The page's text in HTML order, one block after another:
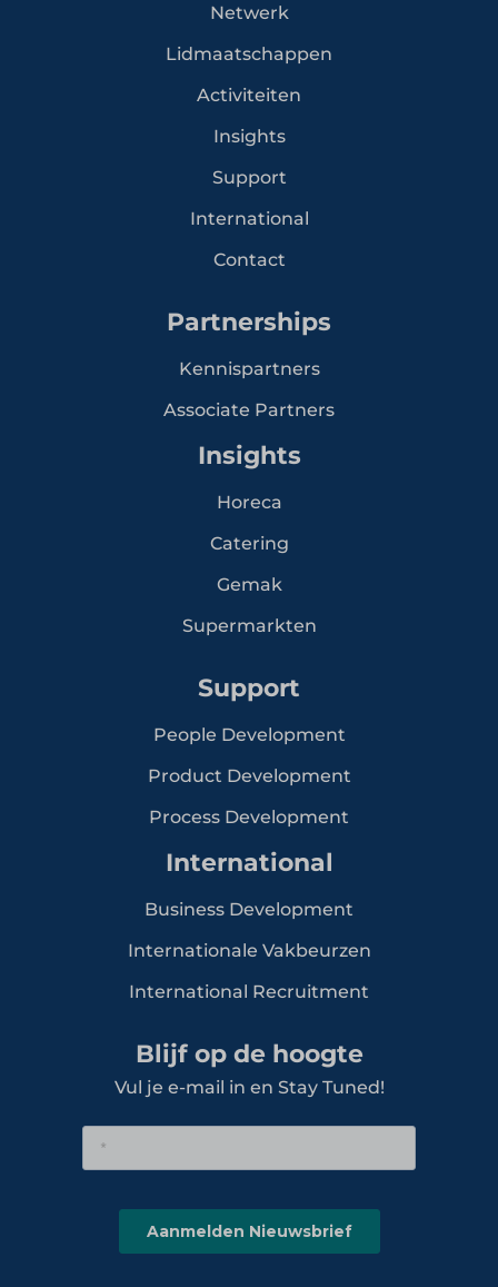
Netwerk
Lidmaatschappen
Activiteiten
Insights
Support
International
Contact
Partnerships
Kennispartners
Associate Partners
Insights
Horeca
Catering
Gemak
Supermarkten
Support
People Development
Product Development
Process Development
International
Business Development
Internationale Vakbeurzen
International Recruitment
Blijf op de hoogte
Vul je e-mail in en Stay Tuned!